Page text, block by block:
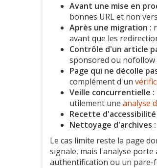
Avant une mise en
bonnes URL et non
Après une migration :
avant que les
Contrôle d'un article
sponsored ou nofollow
Page qui ne décolle
complément d'un
Veille concurrentielle :
utilement une analyse
Recette d'accessibilité
Nettoyage d'archives :
Le cas limite reste la page
signale, mais l'analyse
authentification ou un pare-